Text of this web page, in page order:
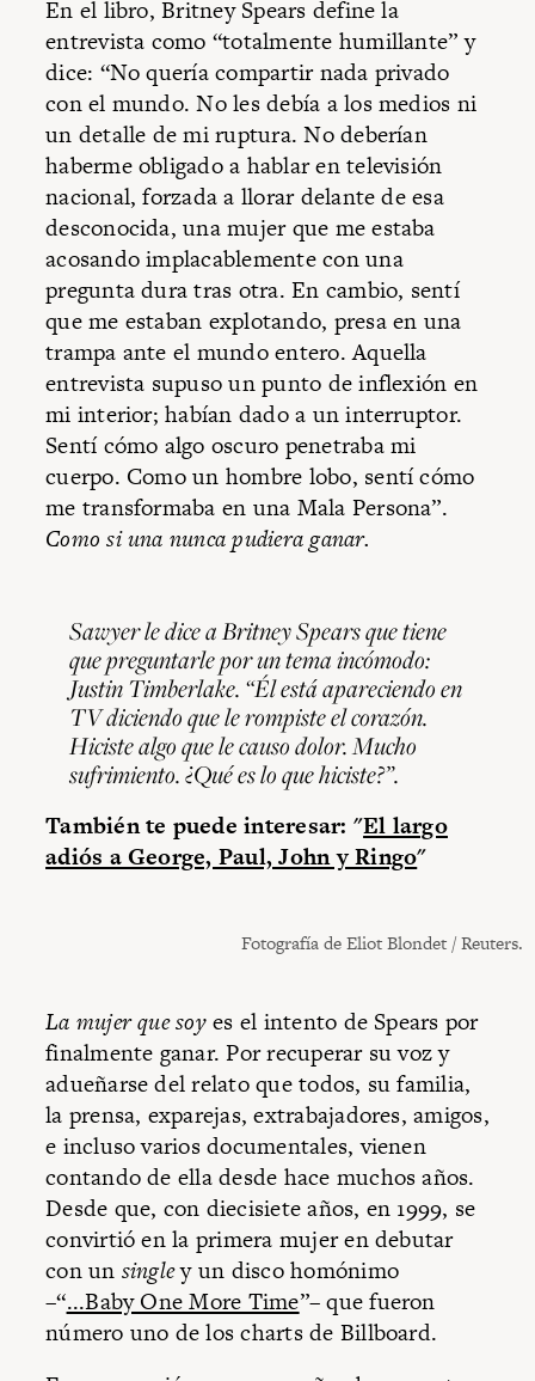
En el libro, Britney Spears define la
entrevista como “totalmente humillante” y
dice: “No quería compartir nada privado
con el mundo. No les debía a los medios ni
un detalle de mi ruptura. No deberían
haberme obligado a hablar en televisión
nacional, forzada a llorar delante de esa
desconocida, una mujer que me estaba
acosando implacablemente con una
pregunta dura tras otra. En cambio, sentí
que me estaban explotando, presa en una
trampa ante el mundo entero. Aquella
entrevista supuso un punto de inflexión en
mi interior; habían dado a un interruptor.
Sentí cómo algo oscuro penetraba mi
cuerpo. Como un hombre lobo, sentí cómo
me transformaba en una Mala Persona”.
Como si una nunca pudiera ganar.
Sawyer le dice a Britney Spears que tiene
que preguntarle por un tema incómodo:
Justin Timberlake. “Él está apareciendo en
TV diciendo que le rompiste el corazón.
Hiciste algo que le causo dolor. Mucho
sufrimiento. ¿Qué es lo que hiciste?”.
También te puede interesar: "El largo
adiós a George, Paul, John y Ringo"
Fotografía de Eliot Blondet / Reuters.
La mujer que soyes el intento de Spears por
finalmente ganar. Por recuperar su voz y
adueñarse del relato que todos, su familia,
la prensa, exparejas, extrabajadores, amigos,
e incluso varios documentales, vienen
contando de ella desde hace muchos años.
Desde que, con diecisiete años, en 1999, se
convirtió en la primera mujer en debutar
con un singley un disco homónimo
–“...Baby One More Time”– que fueron
número uno de los charts de Billboard.